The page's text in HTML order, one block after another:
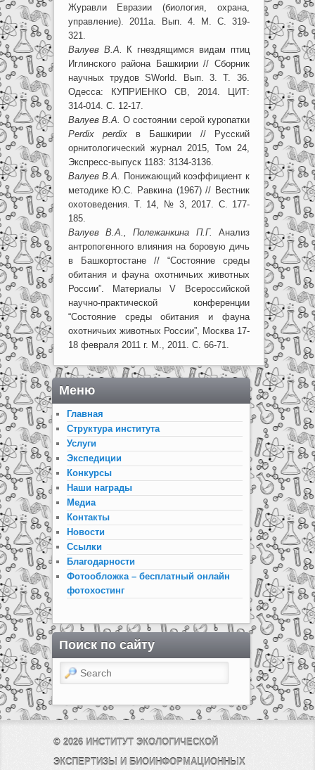
Журавли Евразии (биология, охрана,
управление). 2011а. Вып. 4. М. С. 319-
321.
Валуев В.А.
К гнездящимся видам птиц
Иглинского района Башкирии // Сборник
научных трудов SWorld. Вып. 3. Т. 36.
Одесса: КУПРИЕНКО СВ, 2014. ЦИТ:
314-014. С. 12-17.
Валуев В.А. О состоянии серой куропатки
Perdix perdix в Башкирии // Русский
орнитологический журнал 2015, Том 24,
Экспресс-выпуск 1183: 3134-3136.
Валуев В.А. Понижающий коэффициент к
методике Ю.С. Равкина (1967) // Вестник
охотоведения. Т. 14, № 3, 2017. С. 177-
185.
Валуев В.А., Полежанкина П.Г. Анализ
антропогенного влияния на боровую дичь
в Башкортостане // “Состояние среды
обитания и фауна охотничьих животных
России”. Материалы V Всероссийской
научно-практической конференции
“Состояние среды обитания и фауна
охотничьих животных России”, Москва 17-
18 февраля 2011 г. М., 2011. С. 66-71.
Меню
Главная
Структура института
Услуги
Экспедиции
Конкурсы
Наши награды
Медиа
Контакты
Новости
Ссылки
Благодарности
Фотообложка – бесплатный онлайн
фотохостинг
Поиск по сайту
Search
© 2026 ИНСТИТУТ ЭКОЛОГИЧЕСКОЙ
ЭКСПЕРТИЗЫ И БИОИНФОРМАЦИОННЫХ